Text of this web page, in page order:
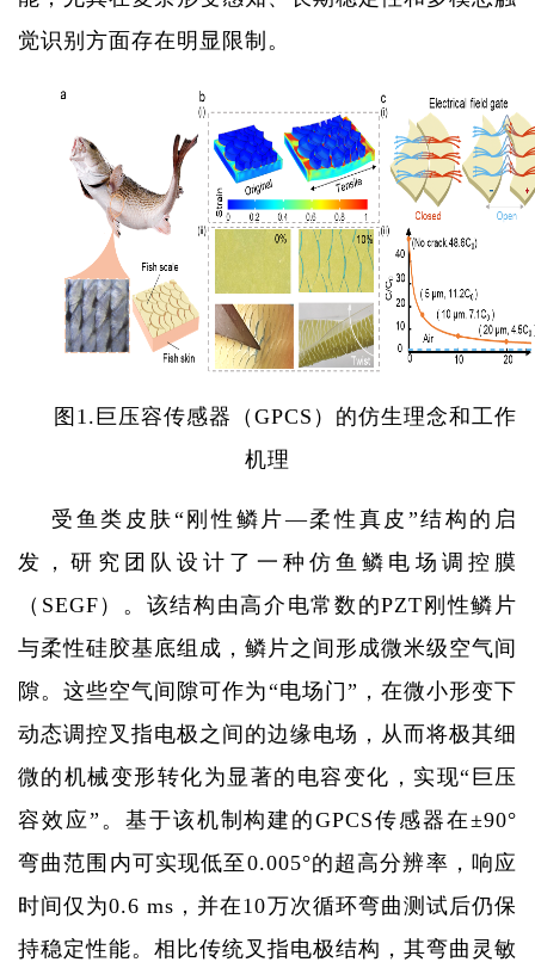
觉识别方面存在明显限制。
图 1. 巨压容传感器（ GPCS ）的仿生理念和工作
机理
受鱼类皮肤“刚性鳞片—柔性真皮”结构的启
发，研究团队设计了一种仿鱼鳞电场调控膜
（ SEGF ）。该结构由高介电常数的PZT刚性鳞片
与柔性硅胶基底组成，鳞片之间形成微米级空气间
隙。这些空气间隙可作为“电场门”，在微小形变下
动态调控叉指电极之间的边缘电场，从而将极其细
微的机械变形转化为显著的电容变化，实现“巨压
容效应”。基于该机制构建的GPCS传感器在±90°
弯曲范围内可实现低至0.005°的超高分辨率，响应
时间仅为0.6 ms ，并在10万次循环弯曲测试后仍保
持稳定性能。相比传统叉指电极结构，其弯曲灵敏